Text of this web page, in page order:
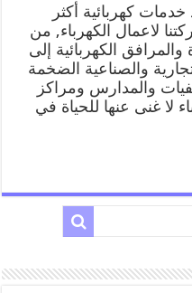
كهربائية أكثر
لاعمال الكهرباء, من
والمرافق الكهربائية إلى
والصناعية الضخمة
والمدارس ومراكز
لا غنى عنها للحياة في